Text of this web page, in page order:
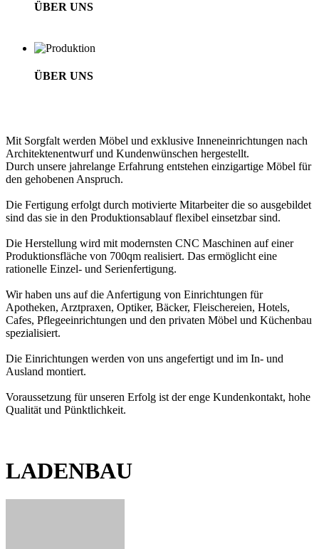
ÜBER UNS
ÜBER UNS
Mit Sorgfalt werden Möbel und exklusive Inneneinrichtungen nach
Architektenentwurf und Kundenwünschen hergestellt.
Durch unsere jahrelange Erfahrung entstehen einzigartige Möbel für
den gehobenen Anspruch.
Die Fertigung erfolgt durch motivierte Mitarbeiter die so ausgebildet
sind das sie in den Produktionsablauf flexibel einsetzbar sind.
Die Herstellung wird mit modernsten CNC Maschinen auf einer
Produktionsfläche von 700qm realisiert. Das ermöglicht eine
rationelle Einzel- und Serienfertigung.
Wir haben uns auf die Anfertigung von Einrichtungen für
Apotheken, Arztpraxen, Optiker, Bäcker, Fleischereien, Hotels,
Cafes, Pflegeeinrichtungen und den privaten Möbel und Küchenbau
spezialisiert.
Die Einrichtungen werden von uns angefertigt und im In- und
Ausland montiert.
Voraussetzung für unseren Erfolg ist der enge Kundenkontakt, hohe
Qualität und Pünktlichkeit.‎
LADENBAU